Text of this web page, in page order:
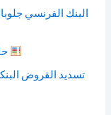
تسديد القروض